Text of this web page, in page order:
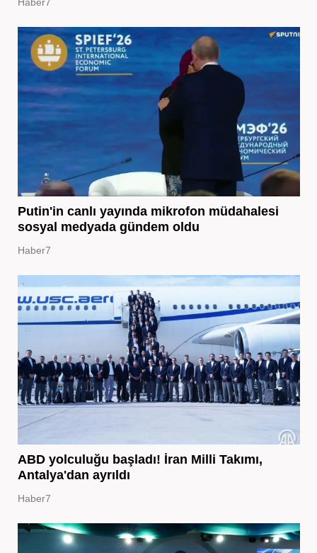
Putin'in canlı yayında mikrofon müdahalesi
sosyal medyada gündem oldu
Haber7
ABD yolculuğu başladı! İran Milli Takımı,
Antalya'dan ayrıldı
Haber7